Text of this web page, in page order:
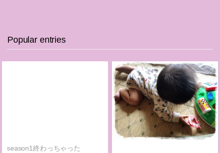
Popular entries
season1終わっちゃった